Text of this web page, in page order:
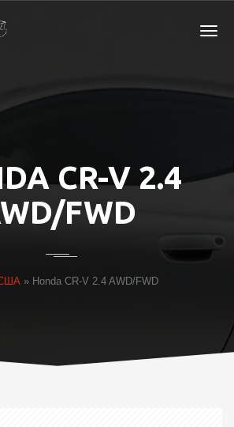
CR-V 2.4
FWD
» Honda CR-V 2.4 AWD/FWD